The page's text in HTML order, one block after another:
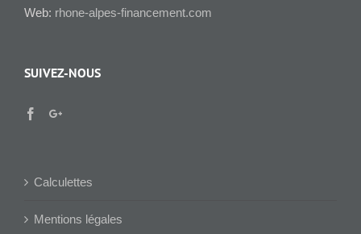
Web: rhone-alpes-financement.com
SUIVEZ-NOUS
Calculettes
Mentions légales